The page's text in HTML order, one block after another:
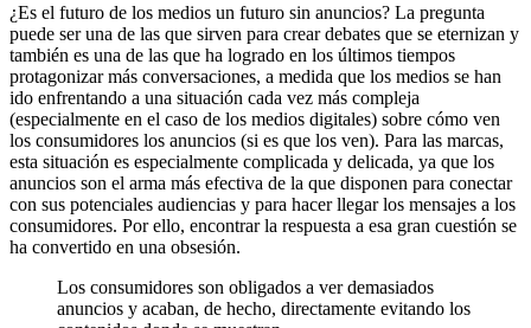
¿Es el futuro de los medios un futuro sin anuncios? La pregunta
puede ser una de las que sirven para crear debates que se eternizan y
también es una de las que ha logrado en los últimos tiempos
protagonizar más conversaciones, a medida que los medios se han
ido enfrentando a una situación cada vez más compleja
(especialmente en el caso de los medios digitales) sobre cómo ven
los consumidores los anuncios (si es que los ven). Para las marcas,
esta situación es especialmente complicada y delicada, ya que los
anuncios son el arma más efectiva de la que disponen para conectar
con sus potenciales audiencias y para hacer llegar los mensajes a los
consumidores. Por ello, encontrar la respuesta a esa gran cuestión se
ha convertido en una obsesión.
Los consumidores son obligados a ver demasiados
anuncios y acaban, de hecho, directamente evitando los